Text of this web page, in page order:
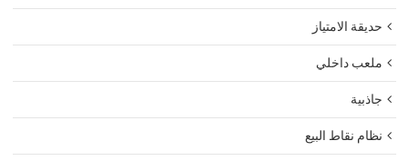
حديقة الامتياز
ملعب داخلي
جاذبية
نظام نقاط البيع